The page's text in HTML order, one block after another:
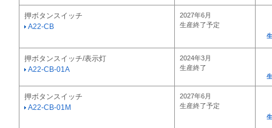
押ボタンスイッチ
A22-CB
2027年6月
生産終了予定
押ボタンスイッチ/表示灯
A22-CB-01A
2024年3月
生産終了
押ボタンスイッチ
A22-CB-01M
2027年6月
生産終了予定